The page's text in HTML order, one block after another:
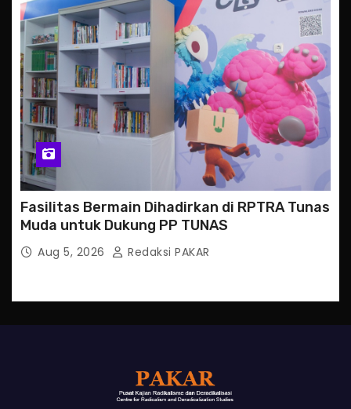
Fasilitas Bermain Dihadirkan di RPTRA Tunas
Muda untuk Dukung PP TUNAS
Aug 5, 2026 Redaksi PAKAR